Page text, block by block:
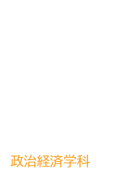
政治経済学科